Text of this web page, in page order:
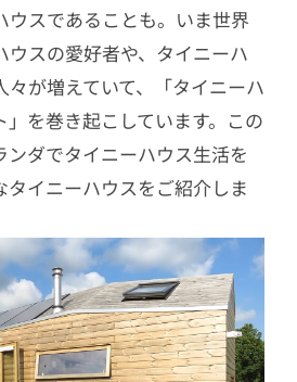
ウスであることも。いま世界
ウスの愛好者や、タイニーハ
々が増えていて、「タイニーハ
」を巻き起こしています。この
ンダでタイニーハウス生活を
タイニーハウスをご紹介しま